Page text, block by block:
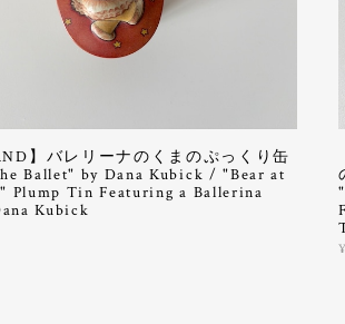
】バレリーナのくまのぷっくり缶
Ballet" by Dana Kubick / "Bear at
Plump Tin Featuring a Ballerina
Kubick